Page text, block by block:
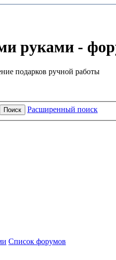
руками -
подарков ручной работы
Поиск Расширенный поиск
Список форумов